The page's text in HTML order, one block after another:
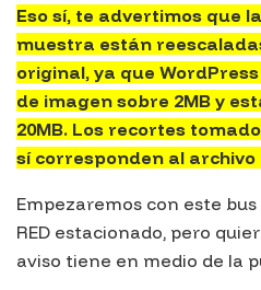
Eso sí, te advertimos que
muestra están
original, ya que
de imagen sobre 2MB y
20MB. Los recortes
sí corresponden al archivo
Empezaremos con este
RED estacionado, pero
aviso tiene en medio de la